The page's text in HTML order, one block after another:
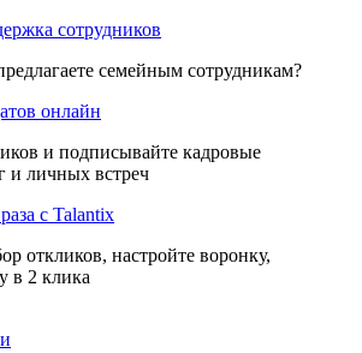
сотрудников
семейным сотрудникам?
онлайн
и подписывайте кадровые
и личных встреч
с Talantix
откликов, настройте воронку,
в 2 клика